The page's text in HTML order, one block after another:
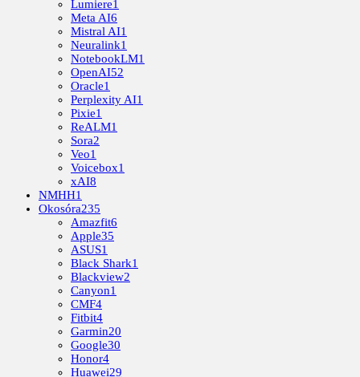
Lumiere1
Meta AI6
Mistral AI1
Neuralink1
NotebookLM1
OpenAI52
Oracle1
Perplexity AI1
Pixie1
ReALM1
Sora2
Veo1
Voicebox1
xAI8
NMHH1
Okosóra235
Amazfit6
Apple35
ASUS1
Black Shark1
Blackview2
Canyon1
CMF4
Fitbit4
Garmin20
Google30
Honor4
Huawei29